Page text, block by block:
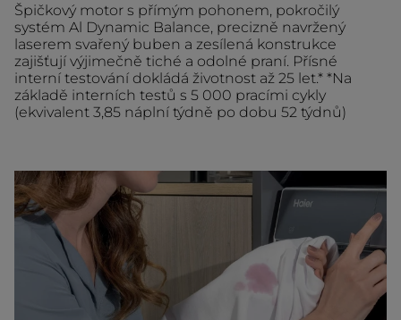
Špičkový motor s přímým pohonem, pokročilý
systém Al Dynamic Balance, precizně navržený
laserem svařený buben a zesílená konstrukce
zajišťují výjimečně tiché a odolné praní. Přísné
interní testování dokládá životnost až 25 let.* *Na
základě interních testů s 5 000 pracími cykly
(ekvivalent 3,85 náplní týdně po dobu 52 týdnů)